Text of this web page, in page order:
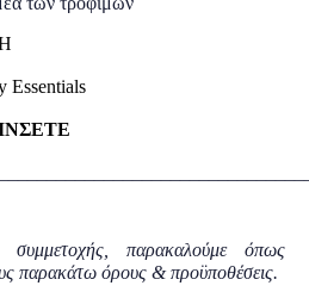
Essentials
ΙΝΣΕΤΕ
συμμετοχής, παρακαλούμε όπως
παρακάτω όρους & προϋποθέσεις.